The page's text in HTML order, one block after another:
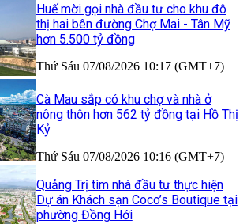
Huế mời gọi nhà đầu tư cho khu đô
thị hai bên đường Chợ Mai - Tân Mỹ
hơn 5.500 tỷ đồng
Thứ Sáu 07/08/2026 10:17 (GMT+7)
Cà Mau sắp có khu chợ và nhà ở
nông thôn hơn 562 tỷ đồng tại Hồ Thị
Kỷ
Thứ Sáu 07/08/2026 10:16 (GMT+7)
Quảng Trị tìm nhà đầu tư thực hiện
Dự án Khách sạn Coco’s Boutique tại
phường Đồng Hới